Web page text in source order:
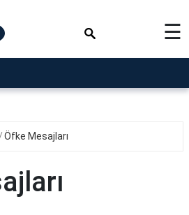
☰
Öfke Mesajları